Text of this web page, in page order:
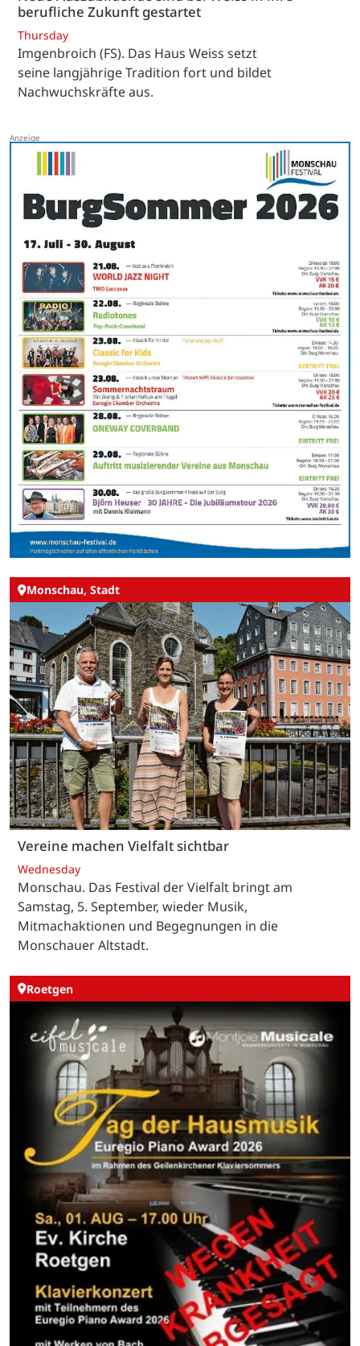
berufliche Zukunft gestartet
Thursday
Imgenbroich (FS). Das Haus Weiss setzt
seine langjährige Tradition fort und bildet
Nachwuchskräfte aus.
Monschau, Stadt
Vereine machen Vielfalt sichtbar
Wednesday
Monschau. Das Festival der Vielfalt bringt am
Samstag, 5. September, wieder Musik,
Mitmachaktionen und Begegnungen in die
Monschauer Altstadt.
Roetgen